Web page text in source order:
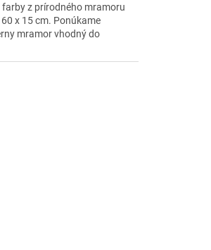
z prírodného mramoru
x 15 cm. Ponúkame
mramor vhodný do